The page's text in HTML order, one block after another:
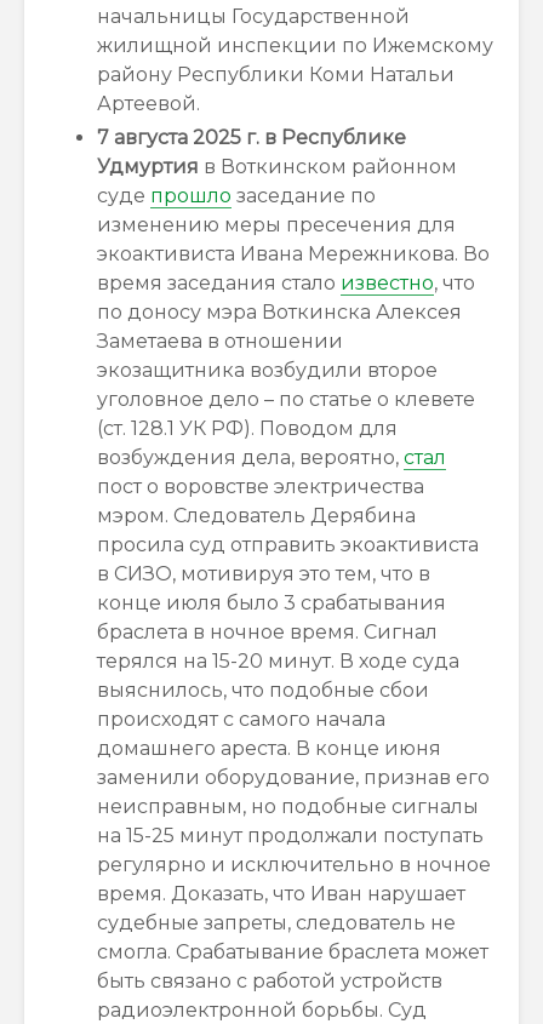
начальницы Государственной
жилищной инспекции по Ижемскому
району Республики Коми Натальи
Артеевой.
7 августа 2025 г. в Республике
Удмуртия в Воткинском районном
суде прошло заседание по
изменению меры пресечения для
экоактивиста Ивана Мережникова. Во
время заседания стало известно, что
по доносу мэра Воткинска Алексея
Заметаева в отношении
экозащитника возбудили второе
уголовное дело – по статье о клевете
(ст. 128.1 УК РФ). Поводом для
возбуждения дела, вероятно, стал
пост о воровстве электричества
мэром. Следователь Дерябина
просила суд отправить экоактивиста
в СИЗО, мотивируя это тем, что в
конце июля было 3 срабатывания
браслета в ночное время. Сигнал
терялся на 15-20 минут. В ходе суда
выяснилось, что подобные сбои
происходят с самого начала
домашнего ареста. В конце июня
заменили оборудование, признав его
неисправным, но подобные сигналы
на 15-25 минут продолжали поступать
регулярно и исключительно в ночное
время. Доказать, что Иван нарушает
судебные запреты, следователь не
смогла. Срабатывание браслета может
быть связано с работой устройств
радиоэлектронной борьбы. Суд